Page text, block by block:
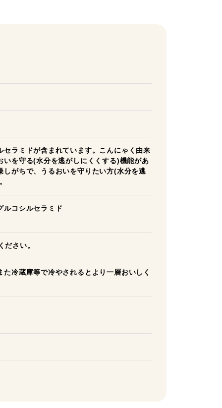
ラミドが含まれています。こんにゃく由来
を守る(水分を逃がしにくくする)機能があ
がちで、うるおいを守りたい方(水分を逃
ルコシルセラミド
さい。
冷蔵庫等で冷やされるとより一層おいしく